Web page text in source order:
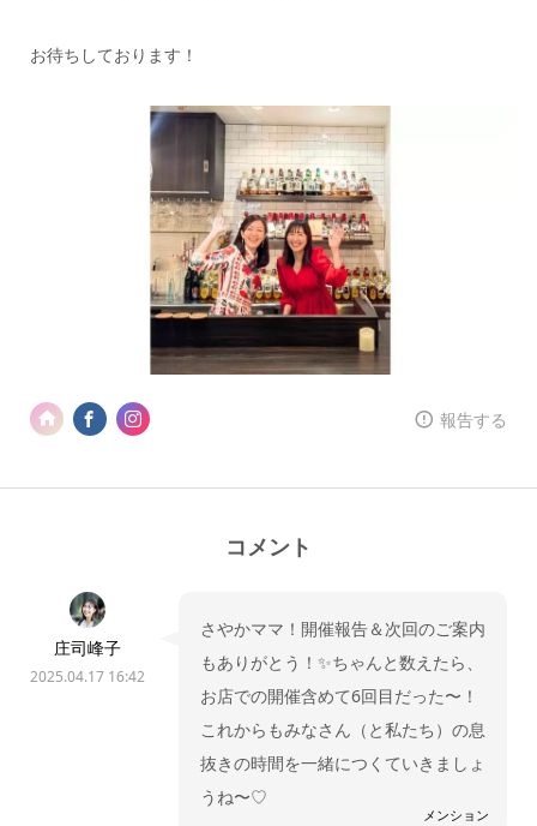
お待ちしております！
報告する
コメント
庄司峰子
2025.04.17 16:42
メンション
さやかママ！開催報告＆次回のご案内
もありがとう！✨️ちゃんと数えたら、
お店での開催含めて6回目だった〜！
これからもみなさん（と私たち）の息
抜きの時間を一緒につくていきましょ
うね〜♡